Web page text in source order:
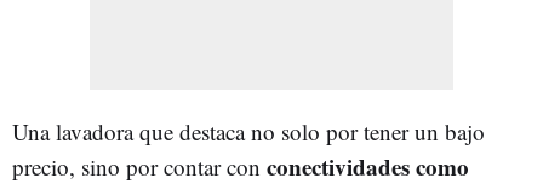
Una lavadora que destaca no solo por tener un bajo
precio, sino por contar con conectividades como